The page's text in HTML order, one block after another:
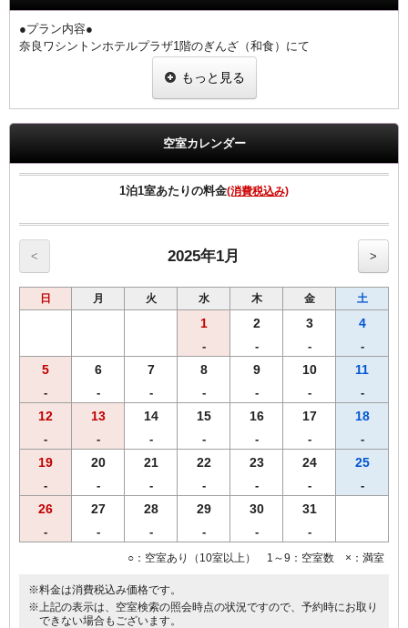
●プラン内容●
奈良ワシントンホテルプラザ1階のぎんざ（和食）にて
夕朝食をお楽しみいただけるお値打ちなプランです。
国産うなぎを奈良の醤油蔵、向出醤油醸造元の【宝扇醤油】を使った
こだわりのタレで香ばしく焼き上げました。
1階 ぎんざ
営業時間 朝食6:30～9:00 夕食17:30～21:00（ラストオーダー20：
【和食】・【洋食】からお選び頂けます。
◆ご夕食◆
~【うな重】御膳~
・胡瓜の梅和え
・葱の白和え
・香の物
ださいませ。
※仕入れの状況よって内容が変更になる場合がございます。
もっと見る
空室カレンダー
1泊1室あたりの料金(消費税込み)
< 2025年1月 >
日 月 火 水 木 金 土
1
-
2
-
3
-
4
-
5
-
6
-
7
-
8
-
9
-
10
-
11
-
12
-
13
-
14
-
15
-
16
-
17
-
18
-
19
-
20
-
21
-
22
-
23
-
24
-
25
-
26
-
27
-
28
-
29
-
30
-
31
-
○：空室あり（10室以上） 1～9：空室数 ×：満室
※料金は消費税込み価格です。
※上記の表示は、空室検索の照会時点の状況ですので、予約時にお取り
できない場合もございます。